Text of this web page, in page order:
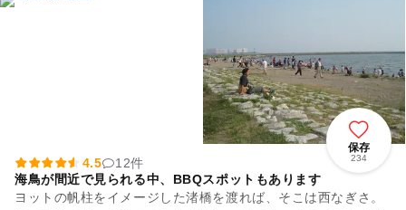
保存
234
4.5
12件
海鳥が間近で見られる中、BBQスポットもあります
ヨットの帆柱をイメージした渚橋を渡れば、そこは西なぎさ。